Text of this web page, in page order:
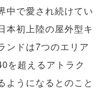
中で愛され続けてい
本初上陸の屋外型キ
ンドは7つのエリア
を超えるアトラク
ようになるとのこと